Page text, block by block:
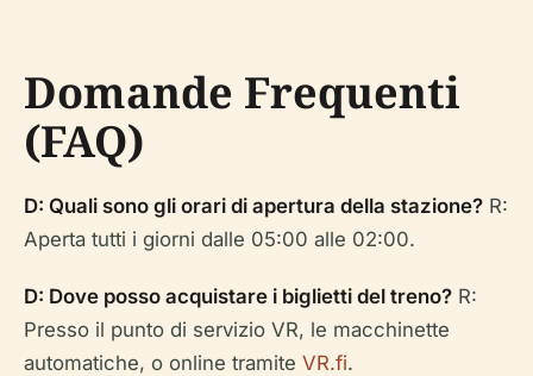
Domande Frequenti
(FAQ)
D: Quali sono gli orari di apertura della stazione? R:
Aperta tutti i giorni dalle 05:00 alle 02:00.
D: Dove posso acquistare i biglietti del treno? R:
Presso il punto di servizio VR, le macchinette
automatiche, o online tramite VR.fi.